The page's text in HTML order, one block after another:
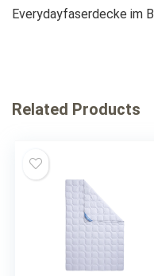
Everydayfaserdecke im
Related Products